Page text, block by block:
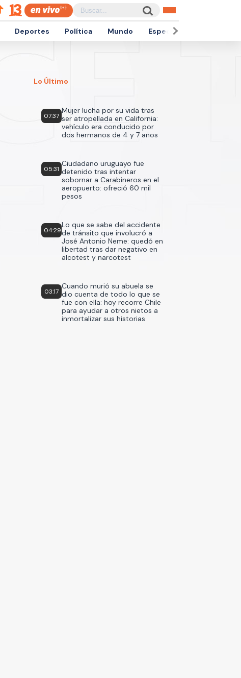
Deportes Política Mundo Espectáculos
Lo Último
07:37
Mujer lucha por su vida tras
ser atropellada en California:
vehículo era conducido por
dos hermanos de 4 y 7 años
05:31
Ciudadano uruguayo fue
detenido tras intentar
sobornar a Carabineros en el
aeropuerto: ofreció 60 mil
pesos
04:29
Lo que se sabe del accidente
de tránsito que involucró a
José Antonio Neme: quedó en
libertad tras dar negativo en
alcotest y narcotest
03:17
Cuando murió su abuela se
dio cuenta de todo lo que se
fue con ella: hoy recorre Chile
para ayudar a otros nietos a
inmortalizar sus historias